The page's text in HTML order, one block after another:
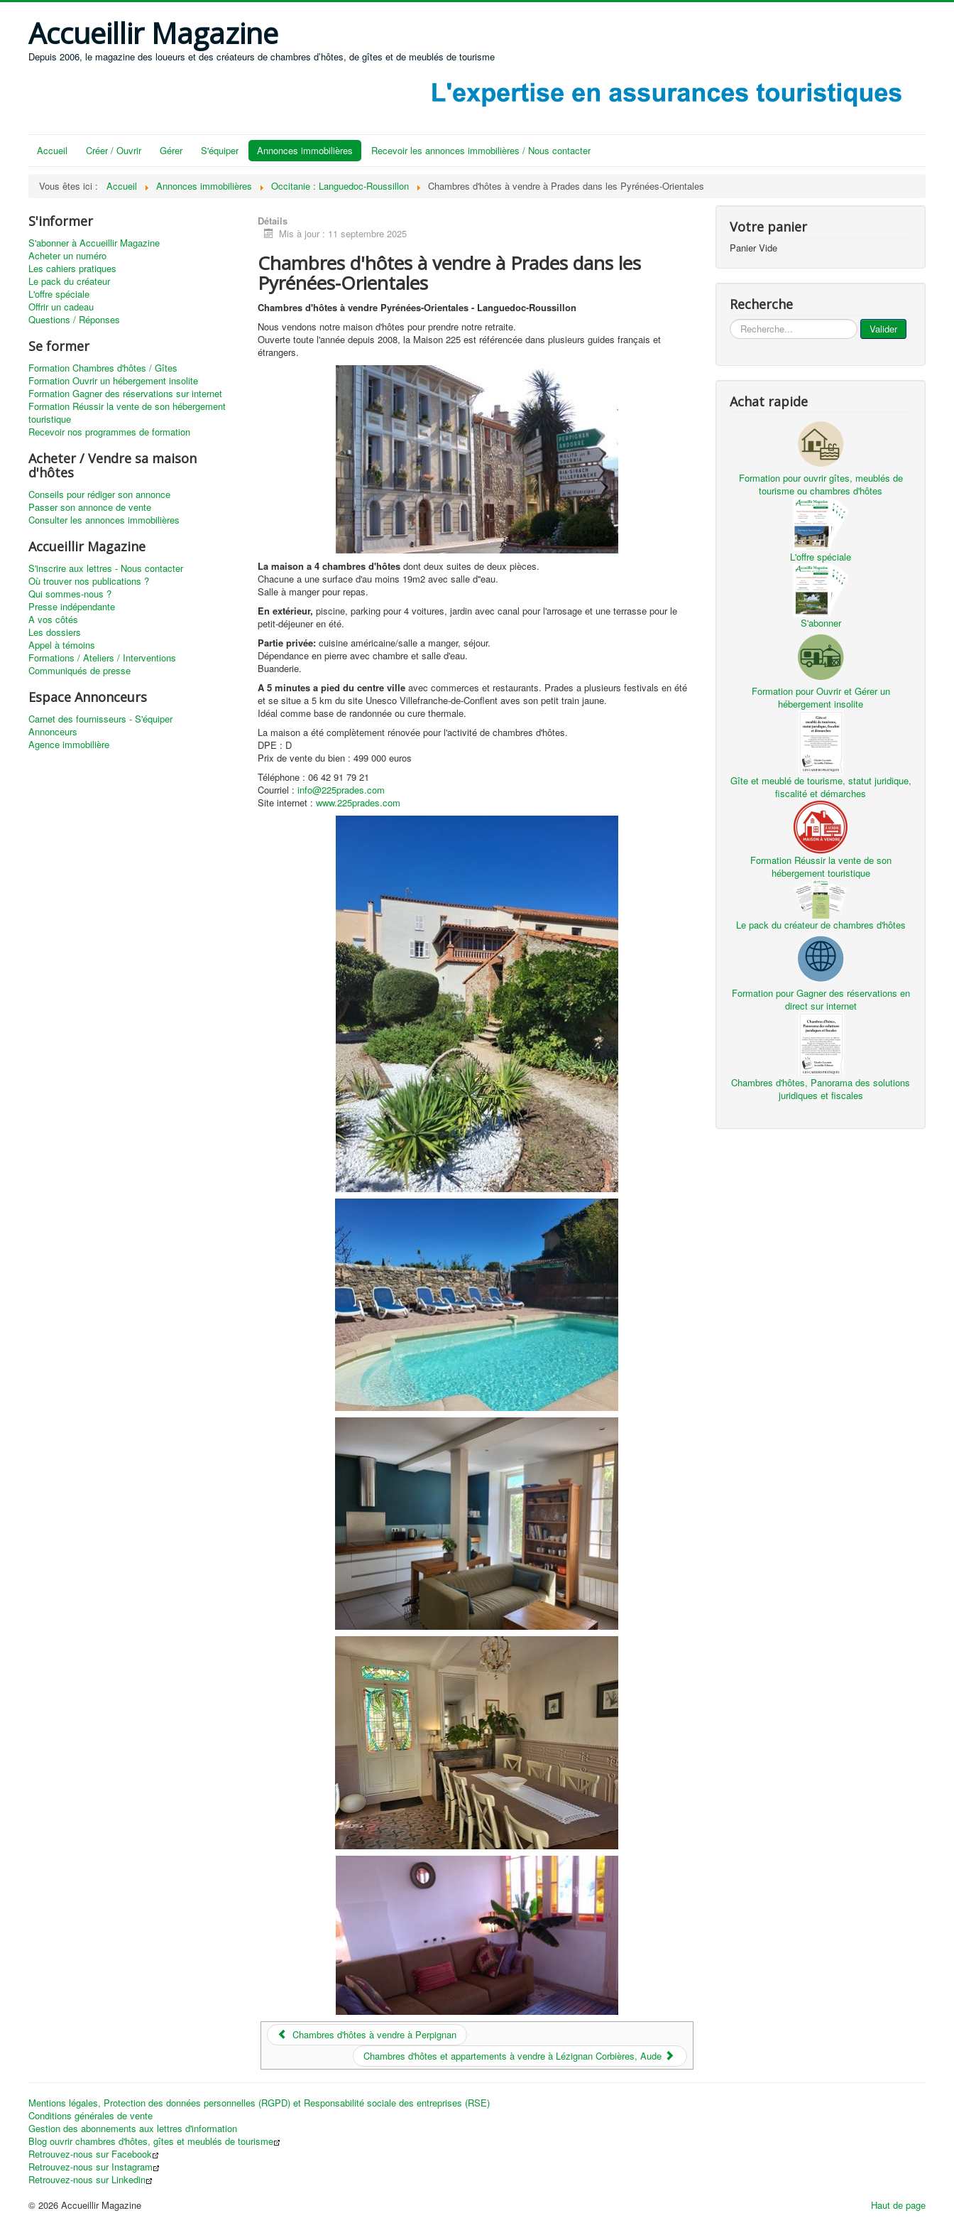
Accueillir Magazine
Depuis 2006, le magazine des loueurs et des créateurs de chambres d’hôtes, de gîtes et de meublés de tourisme
Accueil Créer / Ouvrir Gérer S'équiper Annonces immobilières Recevoir les annonces immobilières / Nous contacter
Vous êtes ici : Accueil Annonces immobilières Occitanie : Languedoc-Roussillon Chambres d'hôtes à vendre à Prades dans les Pyrénées-Orientales
S'informer
S'abonner à Accueillir Magazine
Acheter un numéro
Les cahiers pratiques
Le pack du créateur
L'offre spéciale
Offrir un cadeau
Questions / Réponses
Se former
Formation Chambres d'hôtes / Gîtes
Formation Ouvrir un hébergement insolite
Formation Gagner des réservations sur internet
Formation Réussir la vente de son hébergement
touristique
Recevoir nos programmes de formation
Acheter / Vendre sa maison
d'hôtes
Conseils pour rédiger son annonce
Passer son annonce de vente
Consulter les annonces immobilières
Accueillir Magazine
S'inscrire aux lettres - Nous contacter
Où trouver nos publications ?
Qui sommes-nous ?
Presse indépendante
A vos côtés
Les dossiers
Appel à témoins
Formations / Ateliers / Interventions
Communiqués de presse
Espace Annonceurs
Carnet des fournisseurs - S'équiper
Annonceurs
Agence immobilière
Détails
Mis à jour : 11 septembre 2025
Chambres d'hôtes à vendre à Prades dans les
Pyrénées-Orientales
Chambres d'hôtes à vendre Pyrénées-Orientales - Languedoc-Roussillon
Nous vendons notre maison d'hôtes pour prendre notre retraite.
Ouverte toute l'année depuis 2008, la Maison 225 est référencée dans plusieurs guides français et
étrangers.
La maison a 4 chambres d'hôtesdont deux suites de deux pièces.
Chacune a une surface d'au moins 19m2 avec salle d''eau.
Salle à manger pour repas.
En extérieur, piscine, parking pour 4 voitures, jardin avec canal pour l'arrosage et une terrasse pour le
petit-déjeuner en été.
Partie privée:cuisine américaine/salle a manger, séjour.
Dépendance en pierre avec chambre et salle d'eau.
Buanderie.
A 5 minutes a pied du centre villeavec commerces et restaurants. Prades a plusieurs festivals en été
et se situe a 5 km du site Unesco Villefranche-de-Conflent aves son petit train jaune.
Idéal comme base de randonnée ou cure thermale.
La maison a été complètement rénovée pour l'activité de chambres d'hôtes.
DPE : D
Prix de vente du bien : 499 000 euros
Téléphone : 06 42 91 79 21
Courriel : info@225prades.com
Site internet : www.225prades.com
Chambres d'hôtes à vendre à Perpignan
Chambres d'hôtes et appartements à vendre à Lézignan Corbières, Aude
Votre panier
Panier Vide
Recherche
... Valider
Achat rapide
Formation pour ouvrir gîtes, meublés de
tourisme ou chambres d'hôtes
L'offre spéciale
S'abonner
Formation pour Ouvrir et Gérer un
hébergement insolite
Gîte et meublé de tourisme, statut juridique,
fiscalité et démarches
Formation Réussir la vente de son
hébergement touristique
Le pack du créateur de chambres d'hôtes
Formation pour Gagner des réservations en
direct sur internet
Chambres d'hôtes, Panorama des solutions
juridiques et fiscales
Mentions légales, Protection des données personnelles (RGPD) et Responsabilité sociale des entreprises (RSE)
Conditions générales de vente
Gestion des abonnements aux lettres d'information
Blog ouvrir chambres d'hôtes, gîtes et meublés de tourisme
Retrouvez-nous sur Facebook
Retrouvez-nous sur Instagram
Retrouvez-nous sur Linkedin
Haut de page
© 2026 Accueillir Magazine